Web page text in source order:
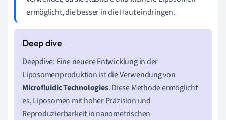
ermöglicht, die besser in die Haut eindringen.
Deepdive: Eine neuere Entwicklung in der
Liposomenproduktion ist die Verwendung von
Microfluidic Technologies. Diese Methode ermöglicht
es, Liposomen mit hoher Präzision und
Reproduzierbarkeit in nanometrischen